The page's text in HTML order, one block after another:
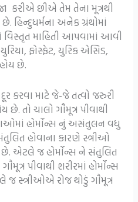
કરીએ છીએ તેમ તેના મૂત્રથી
અનેક ગ્રંથોમાં
માહિતી આપવામાં આવી
ફોસ્ફેટ, યુરિક એસિડ,
છે.
કરવા માટે જે-જે તત્વો જરુરી
છે. તો ચાલો ગૌમૂત્ર પીવાથી
હોર્મોન્સ નું અસંતુલન વધુ
હોવાના કારણે સ્ત્રીઓ
એટલે જ હોર્મોન્સ ને સંતુલિત
પીવાથી શરીરમાં હોર્મોન્સ
સ્ત્રીઓએ રોજ થોડું ગૌમૂત્ર